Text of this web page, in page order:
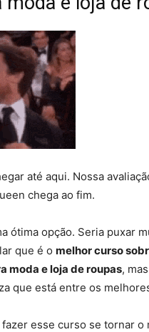
até aqui. Nossa
chega ao fim.
ótima opção. Seria puxar
que é o melhor curso
moda e loja de roupas,
que está entre os
fazer esse curso se tornar o